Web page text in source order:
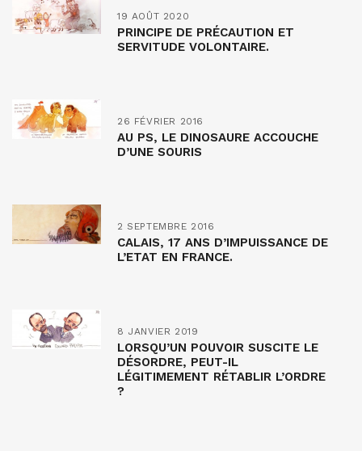
19 AOÛT 2020
PRINCIPE DE PRÉCAUTION ET
SERVITUDE VOLONTAIRE.
26 FÉVRIER 2016
AU PS, LE DINOSAURE ACCOUCHE
D’UNE SOURIS
2 SEPTEMBRE 2016
CALAIS, 17 ANS D’IMPUISSANCE DE
L’ETAT EN FRANCE.
8 JANVIER 2019
LORSQU’UN POUVOIR SUSCITE LE
DÉSORDRE, PEUT-IL
LÉGITIMEMENT RÉTABLIR L’ORDRE
?